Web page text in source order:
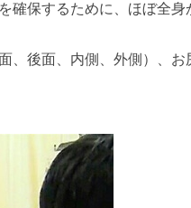
確保するために、ほぼ全身
、後面、内側、外側）、お